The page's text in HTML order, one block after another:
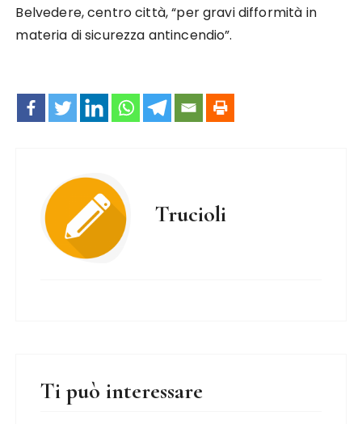
Belvedere, centro città, “per gravi difformità in
materia di sicurezza antincendio”.
Trucioli
Ti può interessare